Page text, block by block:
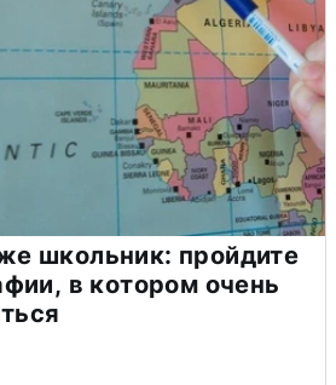
школьник: пройдите
в котором очень